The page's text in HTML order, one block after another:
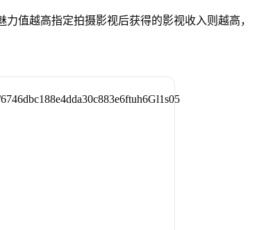
值越高指定拍摄影视后获得的影视收入则越高，